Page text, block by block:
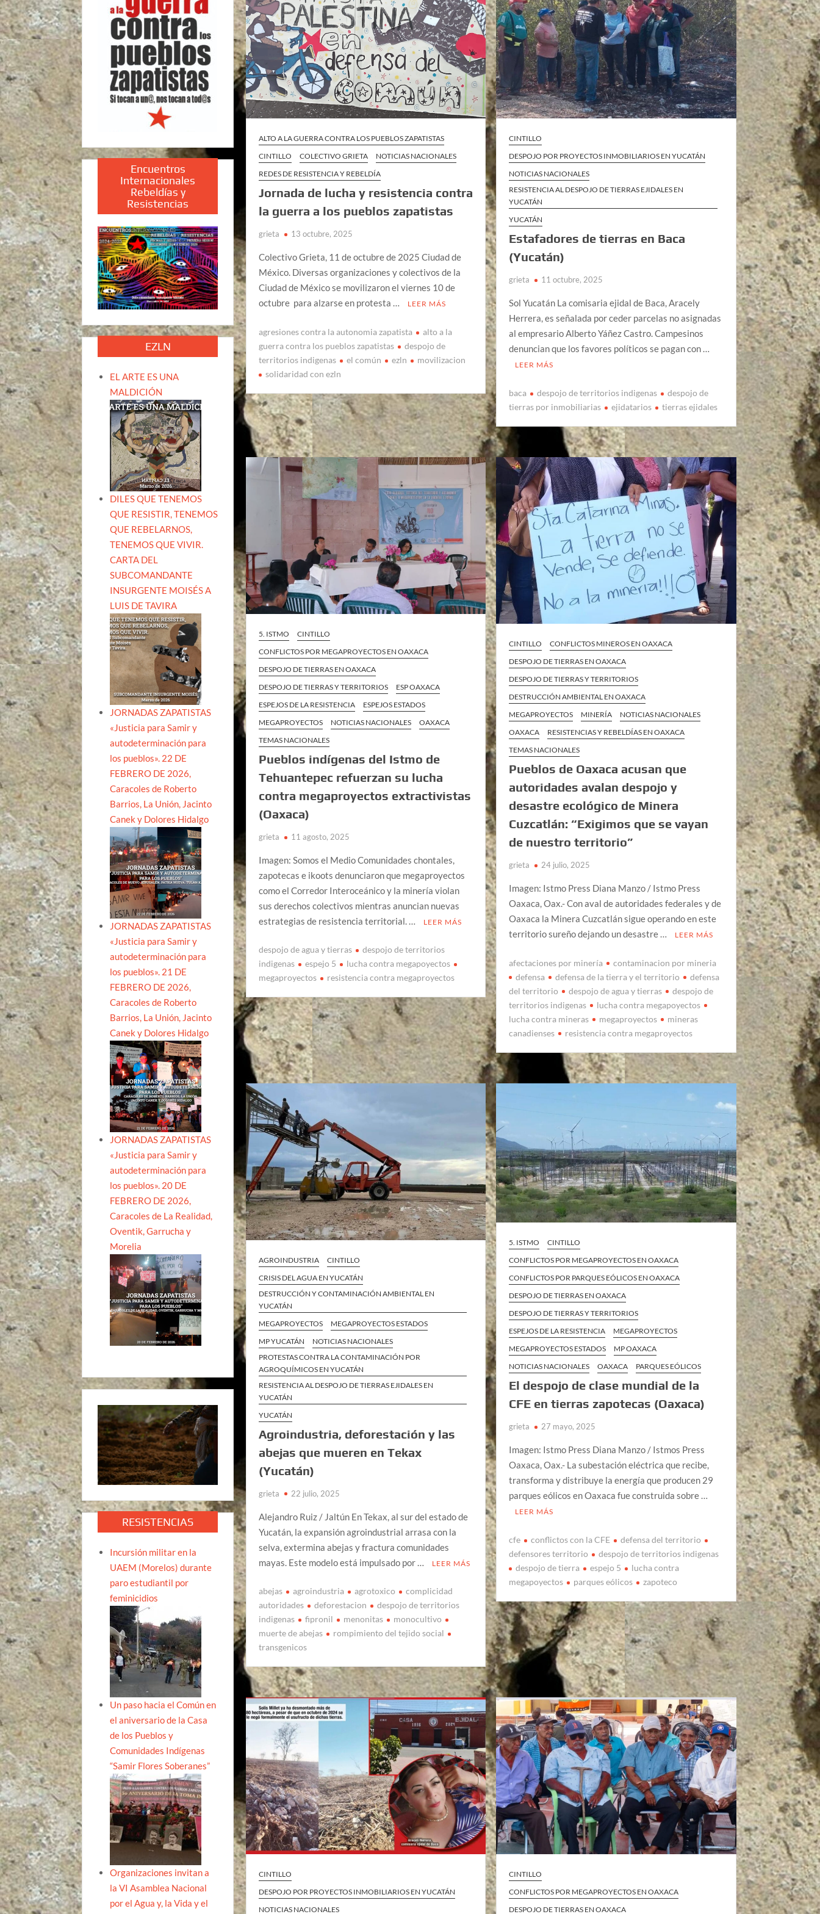
ALTO A LA GUERRA CONTRA LOS PUEBLOS ZAPATISTAS
CINTILLO
COLECTIVO GRIETA
NOTICIAS NACIONALES
REDES DE RESISTENCIA Y REBELDÍA
Jornada de lucha y resistencia contra
la guerra a los pueblos zapatistas
grieta 13 octubre, 2025
Colectivo Grieta, 11 de octubre de 2025 Ciudad de
México. Diversas organizaciones y colectivos de la
Ciudad de México se movilizaron el viernes 10 de
octubre para alzarse en protesta …
LEER MÁS
agresiones contra la autonomia zapatista
alto a la
guerra contra los pueblos zapatistas
despojo de
territorios indigenas
el común ezln
movilizacion
solidaridad con ezln
CINTILLO
DESPOJO POR PROYECTOS INMOBILIARIOS EN YUCATÁN
NOTICIAS NACIONALES
RESISTENCIA AL DESPOJO DE TIERRAS EJIDALES EN
YUCATÁN
YUCATÁN
Estafadores de tierras en Baca
(Yucatán)
grieta 11 octubre, 2025
Sol Yucatán La comisaria ejidal de Baca, Aracely
Herrera, es señalada por ceder parcelas no asignadas
al empresario Alberto Yáñez Castro. Campesinos
denuncian que los favores políticos se pagan con …
LEER MÁS
baca despojo de territorios indigenas
despojo de
tierras por inmobiliarias
ejidatarios tierras ejidales
5. ISTMO
CINTILLO
CONFLICTOS POR MEGAPROYECTOS EN OAXACA
DESPOJO DE TIERRAS EN OAXACA
DESPOJO DE TIERRAS Y TERRITORIOS
ESP OAXACA
ESPEJOS DE LA RESISTENCIA
ESPEJOS ESTADOS
MEGAPROYECTOS
NOTICIAS NACIONALES
OAXACA
TEMAS NACIONALES
Pueblos indígenas del Istmo de
Tehuantepec refuerzan su lucha
contra megaproyectos extractivistas
(Oaxaca)
grieta 11 agosto, 2025
Imagen: Somos el Medio Comunidades chontales,
zapotecas e ikoots denunciaron que megaproyectos
como el Corredor Interoceánico y la minería violan
sus derechos colectivos mientras anuncian nuevas
estrategias de resistencia territorial. …
LEER MÁS
despojo de agua y tierras
despojo de territorios
indigenas
espejo 5
lucha contra megapoyectos
megaproyectos
resistencia contra megaproyectos
CINTILLO
CONFLICTOS MINEROS EN OAXACA
DESPOJO DE TIERRAS EN OAXACA
DESPOJO DE TIERRAS Y TERRITORIOS
DESTRUCCIÓN AMBIENTAL EN OAXACA
MEGAPROYECTOS
MINERÍA
NOTICIAS NACIONALES
OAXACA
RESISTENCIAS Y REBELDÍAS EN OAXACA
TEMAS NACIONALES
Pueblos de Oaxaca acusan que
autoridades avalan despojo y
desastre ecológico de Minera
Cuzcatlán: “Exigimos que se vayan
de nuestro territorio”
grieta 24 julio, 2025
Imagen: Istmo Press Diana Manzo / Istmo Press
Oaxaca, Oax.- Con aval de autoridades federales y de
Oaxaca la Minera Cuzcatlán sigue operando en este
territorio sureño dejando un desastre …
LEER MÁS
afectaciones por minería
contaminacion por mineria
defensa
defensa de la tierra y el territorio
defensa
del territorio
despojo de agua y tierras
despojo de
territorios indigenas
lucha contra megapoyectos
lucha contra mineras
megaproyectos
mineras
canadienses
resistencia contra megaproyectos
AGROINDUSTRIA
CINTILLO
CRISIS DEL AGUA EN YUCATÁN
DESTRUCCIÓN Y CONTAMINACIÓN AMBIENTAL EN
YUCATÁN
MEGAPROYECTOS
MEGAPROYECTOS ESTADOS
MP YUCATÁN
NOTICIAS NACIONALES
PROTESTAS CONTRA LA CONTAMINACIÓN POR
AGROQUÍMICOS EN YUCATÁN
RESISTENCIA AL DESPOJO DE TIERRAS EJIDALES EN
YUCATÁN
YUCATÁN
Agroindustria, deforestación y las
abejas que mueren en Tekax
(Yucatán)
grieta 22 julio, 2025
Alejandro Ruiz / Jaltún En Tekax, al sur del estado de
Yucatán, la expansión agroindustrial arrasa con la
selva, extermina abejas y fractura comunidades
mayas. Este modelo está impulsado por …
LEER MÁS
abejas agroindustria agrotoxico
complicidad
autoridades
deforestacion
despojo de territorios
indigenas
fipronil menonitas
monocultivo
muerte de abejas
rompimiento del tejido social
transgenicos
5. ISTMO
CINTILLO
CONFLICTOS POR MEGAPROYECTOS EN OAXACA
CONFLICTOS POR PARQUES EÓLICOS EN OAXACA
DESPOJO DE TIERRAS EN OAXACA
DESPOJO DE TIERRAS Y TERRITORIOS
ESPEJOS DE LA RESISTENCIA
MEGAPROYECTOS
MEGAPROYECTOS ESTADOS
MP OAXACA
NOTICIAS NACIONALES
OAXACA PARQUES EÓLICOS
El despojo de clase mundial de la
CFE en tierras zapotecas (Oaxaca)
grieta 27 mayo, 2025
Imagen: Istmo Press Diana Manzo / Istmos Press
Oaxaca, Oax.- La subestación eléctrica que recibe,
transforma y distribuye la energía que producen 29
parques eólicos en Oaxaca fue construida sobre …
LEER MÁS
cfe conflictos con la CFE
defensa del territorio
defensores territorio
despojo de territorios indigenas
despojo de tierra
espejo 5
lucha contra
megapoyectos
parques eólicos zapoteco
CINTILLO
DESPOJO POR PROYECTOS INMOBILIARIOS EN YUCATÁN
NOTICIAS NACIONALES
CINTILLO
CONFLICTOS POR MEGAPROYECTOS EN OAXACA
DESPOJO DE TIERRAS EN OAXACA
Encuentros
Internacionales
Rebeldías y
Resistencias
EZLN
EL ARTE ES UNA
MALDICIÓN
DILES QUE TENEMOS
QUE RESISTIR, TENEMOS
QUE REBELARNOS,
TENEMOS QUE VIVIR.
CARTA DEL
SUBCOMANDANTE
INSURGENTE MOISÉS A
LUIS DE TAVIRA
JORNADAS ZAPATISTAS
«Justicia para Samir y
autodeterminación para
los pueblos». 22 DE
FEBRERO DE 2026,
Caracoles de Roberto
Barrios, La Unión, Jacinto
Canek y Dolores Hidalgo
JORNADAS ZAPATISTAS
«Justicia para Samir y
autodeterminación para
los pueblos». 21 DE
FEBRERO DE 2026,
Caracoles de Roberto
Barrios, La Unión, Jacinto
Canek y Dolores Hidalgo
JORNADAS ZAPATISTAS
«Justicia para Samir y
autodeterminación para
los pueblos». 20 DE
FEBRERO DE 2026,
Caracoles de La Realidad,
Oventik, Garrucha y
Morelia
RESISTENCIAS
Incursión militar en la
UAEM (Morelos) durante
paro estudiantil por
feminicidios
Un paso hacia el Común en
el aniversario de la Casa
de los Pueblos y
Comunidades Indígenas
“Samir Flores Soberanes”
Organizaciones invitan a
la VI Asamblea Nacional
por el Agua y, la Vida y el